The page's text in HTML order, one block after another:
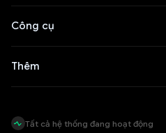
Công cụ
Thêm
Tất cả hệ thống đang hoạt động